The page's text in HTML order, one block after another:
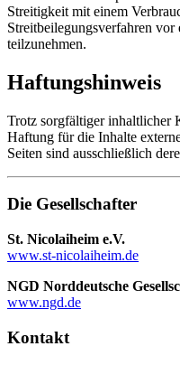
Streitigkeit mit einem
Streitbeilegungsverfahren vor
teilzunehmen.
Haftungshinweis
Trotz sorgfältiger inhaltlicher
Haftung für die Inhalte
Seiten sind ausschließlich
Die Gesellschafter
St. Nicolaiheim e.V.
www.st-nicolaiheim.de
NGD Norddeutsche
www.ngd.de
Kontakt